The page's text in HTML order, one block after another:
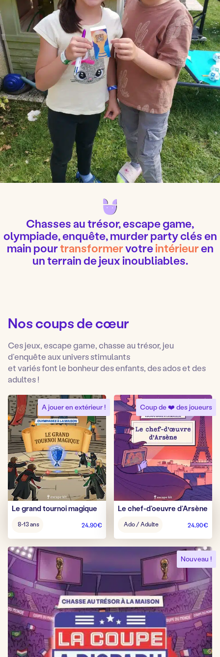
Chasses au trésor, escape game,
olympiade, enquête, murder party clés en
main pourtransformervotreintérieuren
un terrain de jeux inoubliables.
Nos coups de cœur
Ces jeux, escape game, chasse au trésor, jeu
d’enquête aux univers stimulants
et variés font le bonheur des enfants, des ados et des
adultes !
A jouer en extérieur !
Le grand tournoi magique
pour
8-13 ans 24,90€
Coup de ❤️ des joueurs
Le chef-d’oeuvre d’Arsène
pour
Ado / Adulte 24,90€
Nouveau !